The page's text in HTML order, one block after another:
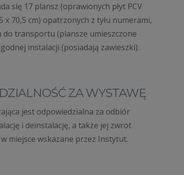
się 17 plansz (oprawionych płyt PCV
x 70,5 cm) opatrzonych z tyłu numerami,
do transportu (plansze umieszczone
instalacji (posiadają zawieszki).
ZA WYSTAWĘ
jest odpowiedzialna za odbiór
i deinstalację, a także jej zwrot
miejsce wskazane przez Instytut.